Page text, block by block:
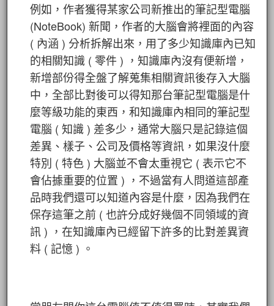
例如，作者獲得某家公司新推出的筆記型電腦
(NoteBook) 新聞，作者的大腦會將裡面的內容
( 內涵 ) 分析拆解出來，用了多少知識庫內已知
的相關知識 ( 零件 ) ，知識庫內沒有便新增，
新增部份得全盤了解蒐集相關資訊後存入大腦
中，全部比對後可以得知那台筆記型電腦是什
麼等級功能的東西，和知識庫內相同的筆記型
電腦 ( 知識 ) 差多少，通常大腦只是記錄這個
差異、樣子、公司及價格等資訊，如果沒什麼
特別 ( 特色 ) 大腦並不會太重視它 ( 表示它不
會佔據重要的位置 ) ，不過當有人問道這部產
品時我們還可以知道內容是什麼，因為我們在
保存這筆之前 ( 也許分成好幾個不同領域的資
訊 ) ，在知識庫內已經留下許多的比對差異資
料 ( 記憶 ) 。